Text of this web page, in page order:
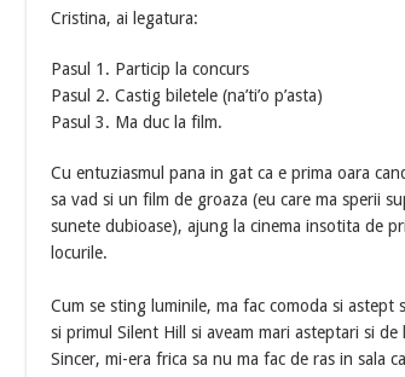
Cristina, ai legatura:
Pasul 1. Particip la concurs
Pasul 2. Castig biletele (na’ti’o p’asta)
Pasul 3. Ma duc la film.
Cu entuziasmul pana in gat ca e prima oara
sa vad si un film de groaza (eu care ma sperii
sunete dubioase), ajung la cinema insotita de
locurile.
Cum se sting luminile, ma fac comoda si
si primul Silent Hill si aveam mari asteptari si de
Sincer, mi-era frica sa nu ma fac de ras in sala